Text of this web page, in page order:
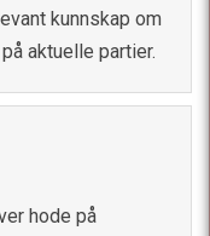
kunnskap om
aktuelle partier.
hode på